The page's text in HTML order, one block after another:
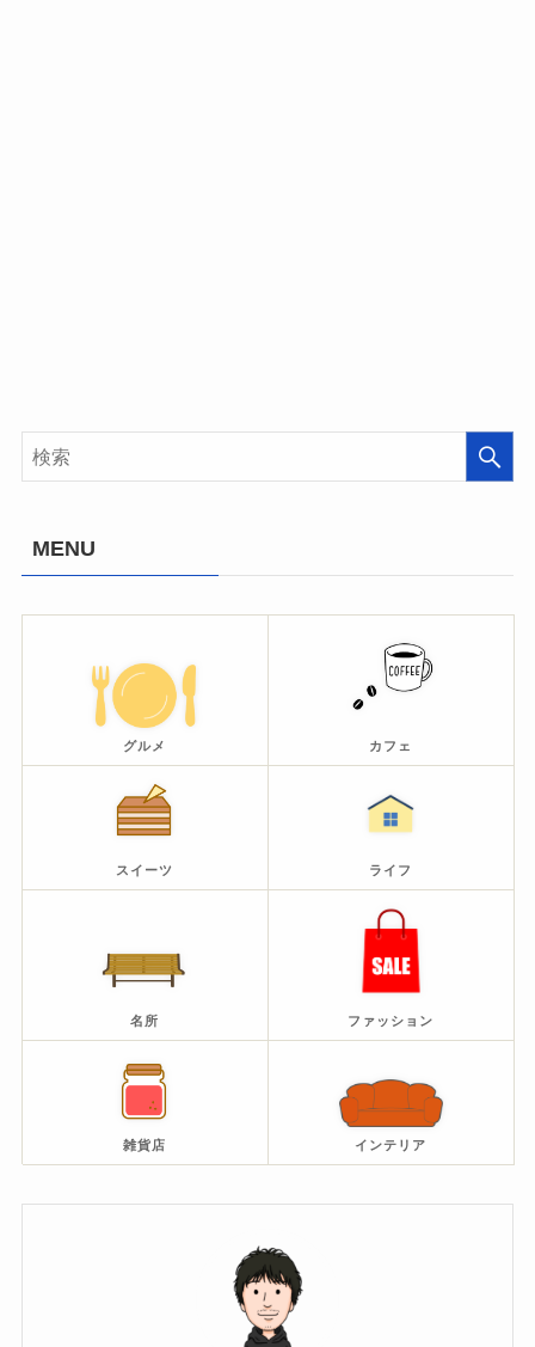
MENU
グルメ カフェ
スイーツ ライフ
名所 ファッション
雑貨店 インテリア